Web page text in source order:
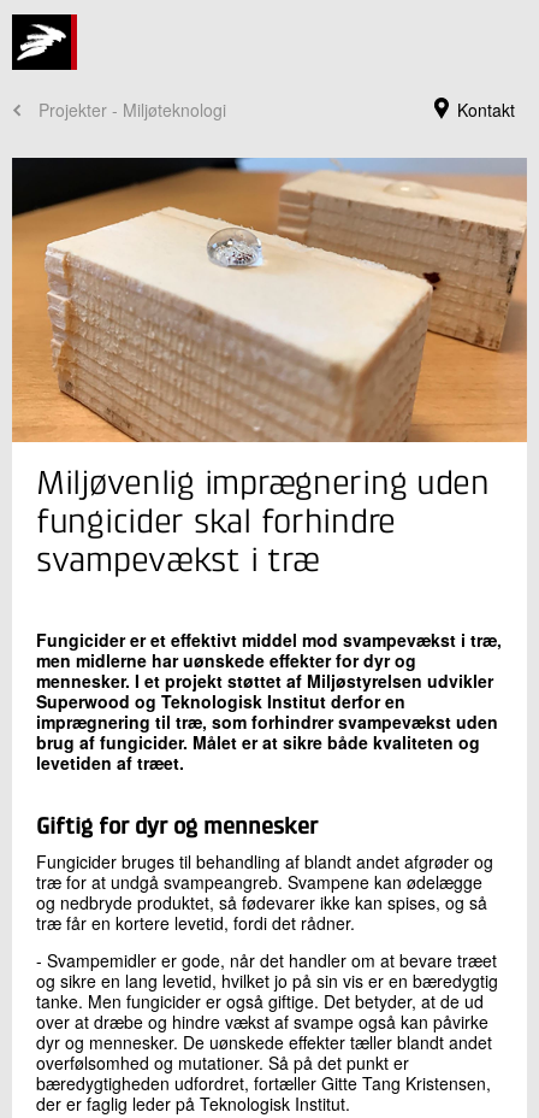
Kontakt
Projekter - Miljøteknologi
Jeg er din kontaktperson
Lars Haahr Jepsen
Projektchef, ph.d.
Cirkulære Ressourcer
+45 72 20 19 27
Send e-mail
Skriv til mig
Send
Miljøvenlig imprægnering uden
fungicider skal forhindre
svampevækst i træ
Fungicider er et effektivt middel mod svampevækst i træ,
men midlerne har uønskede effekter for dyr og
mennesker. I et projekt støttet af Miljøstyrelsen udvikler
Superwood og Teknologisk Institut derfor en
imprægnering til træ, som forhindrer svampevækst uden
brug af fungicider. Målet er at sikre både kvaliteten og
levetiden af træet.
Giftig for dyr og mennesker
Fungicider bruges til behandling af blandt andet afgrøder og
træ for at undgå svampeangreb. Svampene kan ødelægge
og nedbryde produktet, så fødevarer ikke kan spises, og så
træ får en kortere levetid, fordi det rådner.
- Svampemidler er gode, når det handler om at bevare træet
og sikre en lang levetid, hvilket jo på sin vis er en bæredygtig
tanke. Men fungicider er også giftige. Det betyder, at de ud
over at dræbe og hindre vækst af svampe også kan påvirke
dyr og mennesker. De uønskede effekter tæller blandt andet
overfølsomhed og mutationer. Så på det punkt er
bæredygtigheden udfordret, fortæller Gitte Tang Kristensen,
der er faglig leder på Teknologisk Institut.